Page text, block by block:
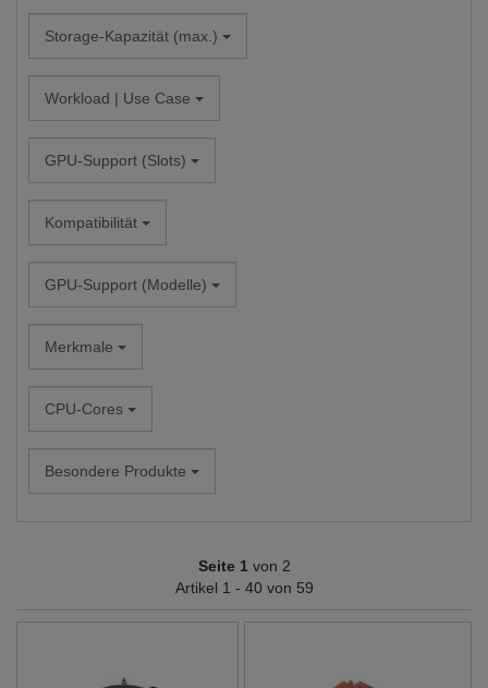
Storage-Kapazität (max.)
Workload | Use Case
GPU-Support (Slots)
Kompatibilität
GPU-Support (Modelle)
Merkmale
CPU-Cores
Besondere Produkte
Seite 1 von 2
Artikel 1 - 40 von 59